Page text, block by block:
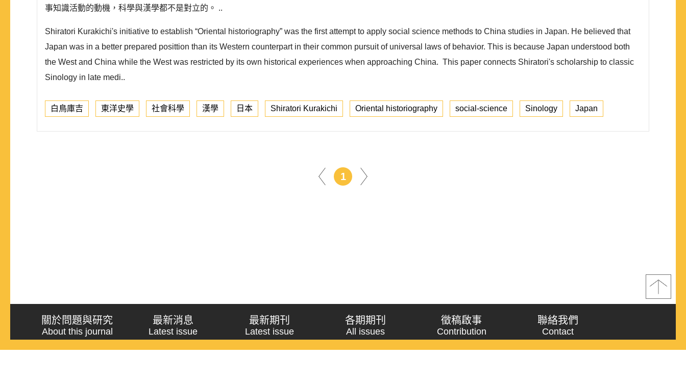
事知識活動的動機，科學與漢學都不是對立的。 ..
Shiratori Kurakichi's initiative to establish “Oriental historiography” was the first attempt to apply social science methods to China studies in Japan. He believed that
Japan was in a better prepared posittion than its Western counterpart in their common pursuit of universal laws of behavior. This is because Japan understood both
the West and China while the West was restricted by its own historical experiences when approaching China. This paper connects Shiratori's scholarship to classic
Sinology in late medi..
白鳥庫吉 東洋史學 社會科學 漢學 日本 Shiratori Kurakichi Oriental historiography social-science Sinology Japan
1
關於問題與研究
About this journal
最新消息
Latest issue
最新期刊
Latest issue
各期期刊
All issues
徵稿啟事
Contribution
聯絡我們
Contact